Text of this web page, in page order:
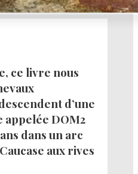
ce livre nous
d’une
DOM2
dans un arc
aux rives